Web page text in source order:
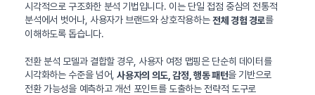
시각적으로 구조화한 분석 기법입니다. 이는 단일 접점 중심의 전통적
분석에서 벗어나, 사용자가 브랜드와 상호작용하는전체 경험 경로를
이해하도록 돕습니다.
전환 분석 모델과 결합할 경우, 사용자 여정 맵핑은 단순히 데이터를
시각화하는 수준을 넘어,사용자의 의도, 감정, 행동 패턴을 기반으로
전환 가능성을 예측하고 개선 포인트를 도출하는 전략적 도구로